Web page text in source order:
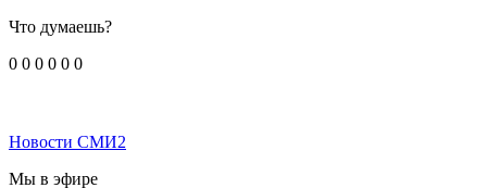
Что думаешь?
0 0 0 0 0 0
Новости СМИ2
Мы в эфире